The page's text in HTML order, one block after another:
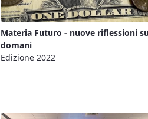
Materia Futuro - nuove riflessioni
domani
Edizione 2022